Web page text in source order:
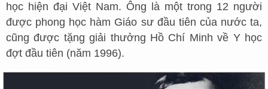
học hiện đại Việt Nam. Ông là một trong 12 người
được phong học hàm Giáo sư đầu tiên của nước ta,
cũng được tặng giải thưởng Hồ Chí Minh về Y học
đợt đầu tiên (năm 1996).